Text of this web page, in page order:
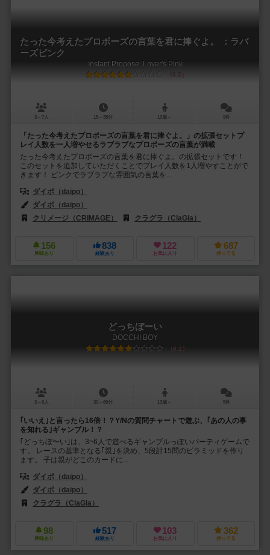
たった今考えたプロポーズの言葉を君に捧ぐよ。 ：ラバ
ーズピンク
Instant Propose: Lover's Pink
6.2
3～7人 15～35分 13歳～ 9件
「たった今考えたプロポーズの言葉を君に捧ぐよ。」の拡張セットプ
レイ人数を一人増やせるラブラブなプロポーズの言葉が満載
たった今考えたプロポーズの言葉を君に捧ぐよ。の拡張セットです！
このセットを追加していただくことでプレイ人数を1人増やすことがで
きます！ ピンクでラブラブな雰囲気の言葉を...
ダイポ（daipo）
ダイポ（daipo）
クリメージ（CRIMAGE）
クラグラ（ClaGla）
156
興味あり
838
経験あり
122
お気に入り
687
持ってる
どっちぼーい
DOCCHI BOY
6.2
3～6人 30～60分 13歳～ 5件
｢いいえ｣と言ったら16倍！？Y/Nの質問チャートで遊ぶ、｢あの人の事
を知れる｣ギャンブル！？
｢どっちぼ〜い｣は、3~6人で遊べるギャンブルっぽいパーティゲームで
す。 レースの基準となる｢親｣を決め、5段計15問のピラミッドを作り
ます。 子は親がどこのカードに...
ダイポ（daipo）
ダイポ（daipo）
クラグラ（ClaGla）
98
興味あり
517
経験あり
103
お気に入り
362
持ってる